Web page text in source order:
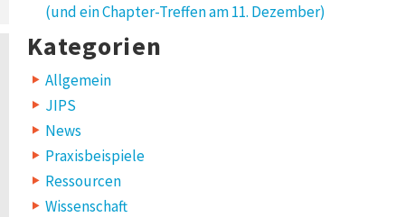
(und ein Chapter-Treffen am 11. Dezember)
Kategorien
Allgemein
JIPS
News
Praxisbeispiele
Ressourcen
Wissenschaft